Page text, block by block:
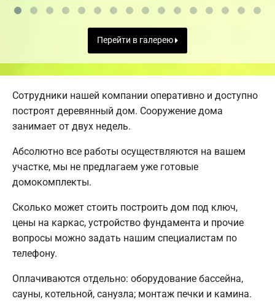
Перейти в галерею
Сотрудники нашей компании оперативно и доступно
построят деревянный дом. Сооружение дома
занимает от двух недель.
Абсолютно все работы осуществляются на вашем
участке, мы не предлагаем уже готовые
домокомплекты.
Сколько может стоить построить дом под ключ,
цены на каркас, устройство фундамента и прочие
вопросы можно задать нашим специалистам по
телефону.
Оплачиваются отдельно: оборудование бассейна,
сауны, котельной, санузла; монтаж печки и камина.